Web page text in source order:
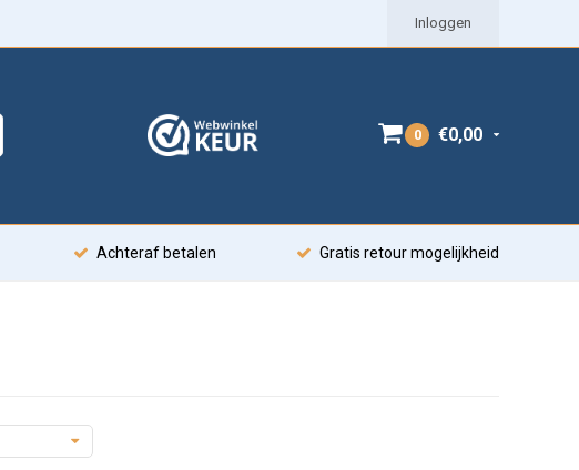
Inloggen
0 €0,00
Achteraf betalen Gratis retour mogelijkheid